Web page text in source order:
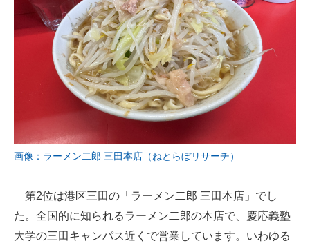
画像：ラーメン二郎 三田本店（ねとらぼリサーチ）
第2位は港区三田の「ラーメン二郎 三田本店」でし
た。全国的に知られるラーメン二郎の本店で、慶応義塾
大学の三田キャンパス近くで営業しています。いわゆる